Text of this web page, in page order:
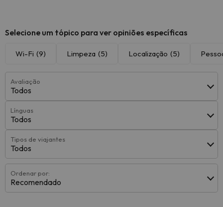
Selecione um tópico para ver opiniões específicas
Wi-Fi (9) Limpeza (5) Localização (5)
Avaliação
Todos
Línguas
Todos
Tipos de viajantes
Todos
Ordenar por:
Recomendado